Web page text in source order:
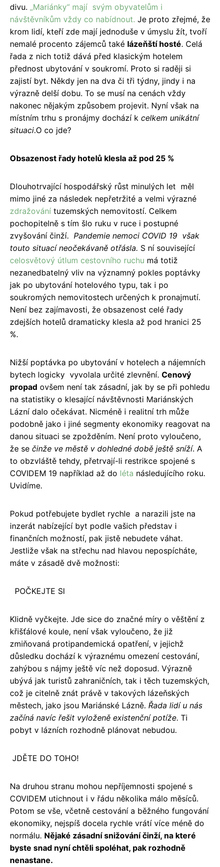
divu. „Mariánky“ mají svým obyvatelům i
návštěvníkům vždy co nabídnout. Je proto zřejmé, že
krom lidí, kteří zde mají jednoduše v úmyslu žít, tvoří
nemalé procento zájemců také lázeňští hosté. Celá
řada z nich totiž dává před klasickým hotelem
přednost ubytování v soukromí. Proto si raději si
zajistí byt. Někdy jen na dva či tři týdny, jindy i na
výrazně delší dobu. To se musí na cenách vždy
nakonec nějakým způsobem projevit. Nyní však na
místním trhu s pronájmy dochází k celkem unikátní
situaci.O co jde?
Obsazenost řady hotelů klesla až pod 25 %
Dlouhotrvající hospodářský růst minulých let měl
mimo jiné za následek nepřetržité a velmi výrazné
zdražování tuzemských nemovitostí. Celkem
pochopitelně s tím šlo ruku v ruce i postupné
zvyšování činží. Pandemie nemoci COVID 19 však
touto situací neočekávaně otřásla. S ní související
celosvětový útlum cestovního ruchu má totiž
nezanedbatelný vliv na významný pokles poptávky
jak po ubytování hotelového typu, tak i po
soukromých nemovitostech určených k pronajmutí.
Není bez zajímavosti, že obsazenost celé řady
zdejších hotelů dramaticky klesla až pod hranici 25
%.
Nižší poptávka po ubytování v hotelech a nájemních
bytech logicky vyvolala určité zlevnění. Cenový
propad ovšem není tak zásadní, jak by se při pohledu
na statistiky o klesající návštěvnosti Mariánských
Lázní dalo očekávat. Nicméně i realitní trh může
podobně jako i jiné segmenty ekonomiky reagovat na
danou situaci se zpožděním. Není proto vyloučeno,
že se činže ve městě v dohledné době ještě sníží. A
to obzvláště tehdy, přetrvají-li restrikce spojené s
COVIDEM 19 například až do léta následujícího roku.
Uvidíme.
Pokud potřebujete bydlet rychle a narazili jste na
inzerát nabízející byt podle vašich představ i
finančních možností, pak jistě nebudete váhat.
Jestliže však na střechu nad hlavou nepospícháte,
máte v zásadě dvě možnosti:
POČKEJTE SI
Klidně vyčkejte. Jde sice do značné míry o věštění z
křišťálové koule, není však vyloučeno, že již
zmiňovaná protipandemická opatření, v jejichž
důsledku dochází k výraznému omezení cestování,
zahýbou s nájmy ještě víc než doposud. Výrazně
ubývá jak turistů zahraničních, tak i těch tuzemských,
což je citelně znát právě v takových lázeňských
městech, jako jsou Mariánské Lázně. Řada lidí u nás
začíná navíc řešit vyloženě existenční potíže. Ti
pobyt v lázních rozhodně plánovat nebudou.
JDĚTE DO TOHO!
Na druhou stranu mohou nepříjemnosti spojené s
COVIDEM utichnout i v řádu několika málo měsíců.
Potom se vše, včetně cestování a běžného fungování
ekonomiky, nejspíš docela rychle vrátí více méně do
normálu. Nějaké zásadní snižování činží, na které
byste snad nyní chtěli spoléhat, pak rozhodně
nenastane.